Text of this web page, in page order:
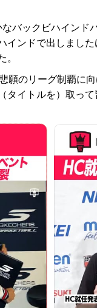
バックビハインド
インドで出しまし
。
のリーグ制覇に
タイトルを）取っ